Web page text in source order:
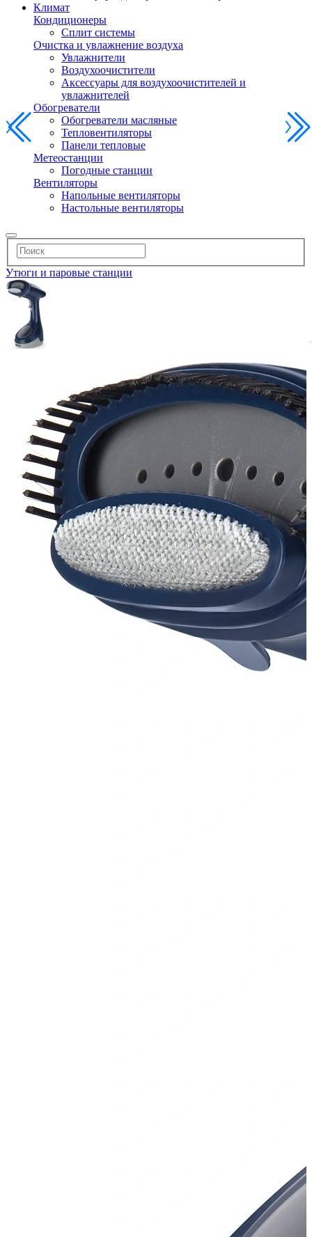
Климат
Кондиционеры
Сплит системы
Очистка и увлажнение воздуха
Увлажнители
Воздухоочистители
Аксессуары для воздухоочистителей и
увлажнителей
Обогреватели
Обогреватели масляные
Тепловентиляторы
Панели тепловые
Метеостанции
Погодные станции
Вентиляторы
Напольные вентиляторы
Настольные вентиляторы
Утюги и паровые станции